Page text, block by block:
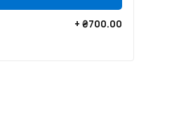
+ ₴700.00